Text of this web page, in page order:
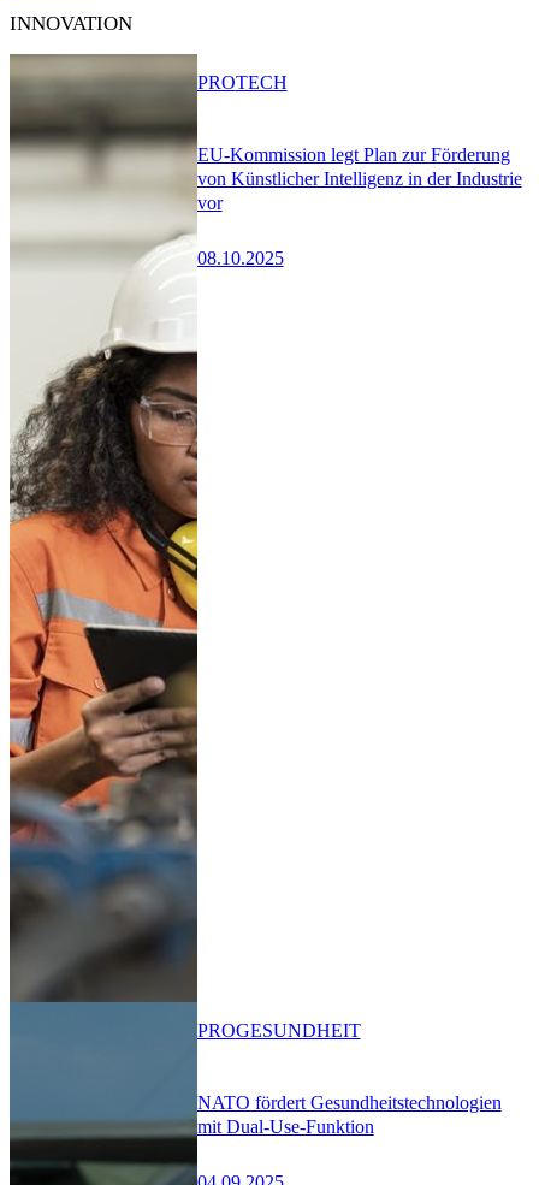
INNOVATION
EU-Kommission legt Plan zur Förderung
von Künstlicher Intelligenz in der Industrie
vor
08.10.2025
PROTECH
NATO fördert Gesundheitstechnologien
mit Dual-Use-Funktion
PROGESUNDHEIT